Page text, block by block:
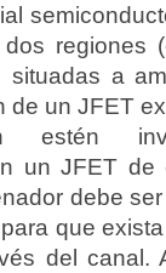
regiones
situadas a
de un JFET
estén
un JFET de
debe
que
del canal.